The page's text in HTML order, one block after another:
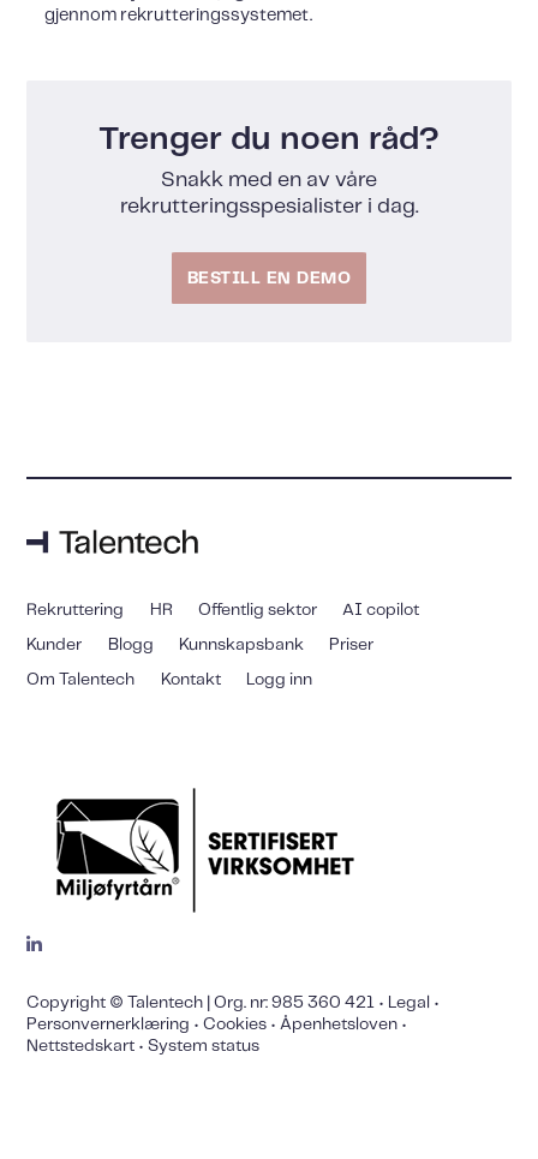
gjennom rekrutteringssystemet.
Trenger du noen råd?
Snakk med en av våre
rekrutteringsspesialister i dag.
BESTILL EN DEMO
Rekruttering HR Offentlig sektor AI copilot
Kunder Blogg Kunnskapsbank Priser
Om Talentech Kontakt Logg inn
Copyright © Talentech | Org. nr: 985 360 421 • Legal •
Personvernerklæring •Cookies •Åpenhetsloven •
Nettstedskart •System status